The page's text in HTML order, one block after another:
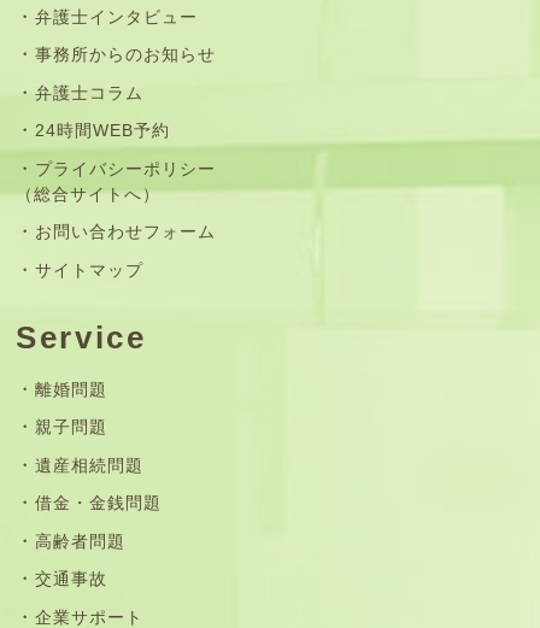
弁護士インタビュー
事務所からのお知らせ
弁護士コラム
24時間WEB予約
プライバシーポリシー
（総合サイトへ）
お問い合わせフォーム
サイトマップ
Service
離婚問題
親子問題
遺産相続問題
借金・金銭問題
高齢者問題
交通事故
企業サポート